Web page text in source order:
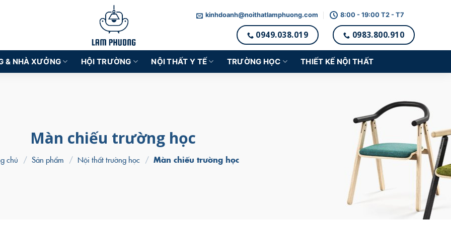
kinhdoanh@noithatlamphuong.com 8:00 - 19:00 T2 - T7
0949.038.019 0983.800.910
& NHÀ XƯỞNG HỘI TRƯỜNG NỘI THẤT Y TẾ TRƯỜNG HỌC THIẾT KẾ NỘI THẤT
Màn chiếu trường học
chủ / Sản phẩm / Nội thất trường học / Màn chiếu trường học